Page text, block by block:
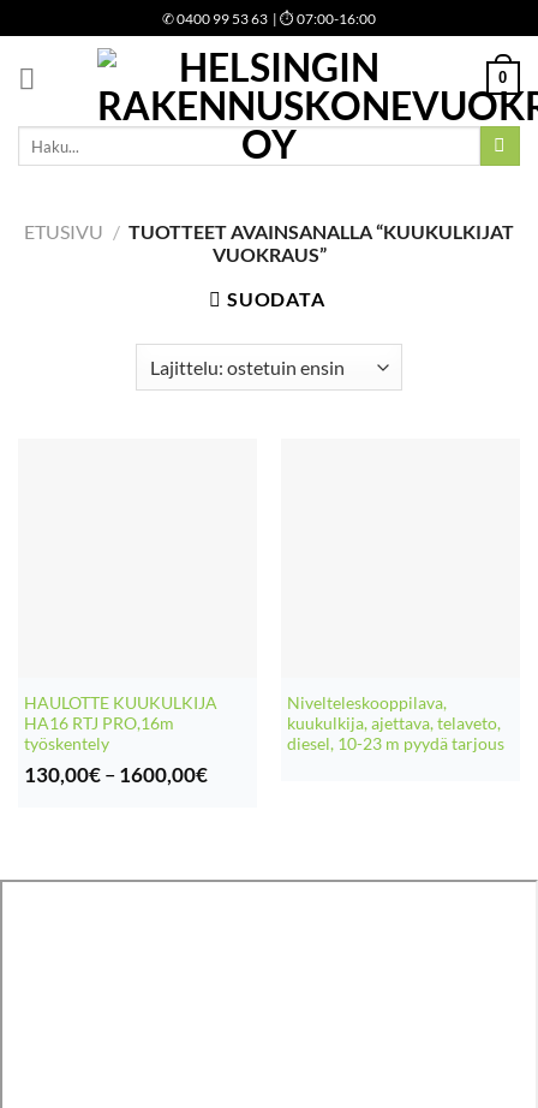
to
content
✆0400 99 53 63 | ⏱ 07:00-16:00
0
Etsi:
ETUSIVU / TUOTTEET AVAINSANALLA “KUUKULKIJAT
VUOKRAUS”
SUODATA
HAULOTTE KUUKULKIJA
HA16 RTJ PRO,16m
työskentely
130,00€ – 1600,00€Hintaluokka:
Nivelteleskooppilava,
kuukulkija, ajettava, telaveto,
diesel, 10-23 m pyydä tarjous